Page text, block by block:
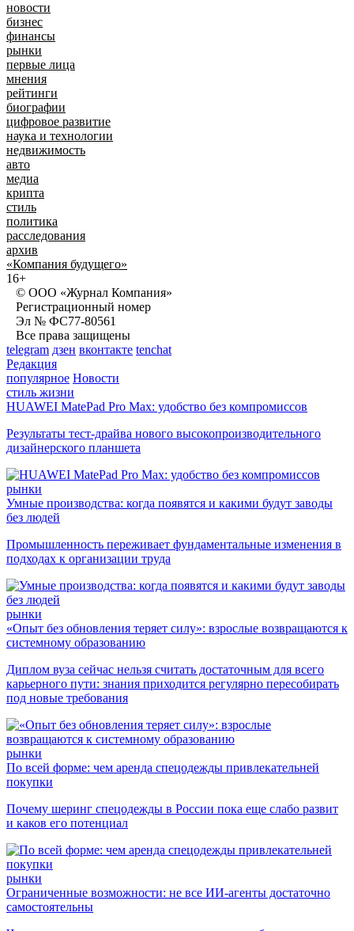
новости
бизнес
финансы
рынки
первые лица
мнения
рейтинги
биографии
цифровое развитие
наука и технологии
недвижимость
авто
медиа
крипта
стиль
политика
расследования
архив
«Компания будущего»
16+
© ООО «Журнал Компания»
Регистрационный номер
Эл № ФС77-80561
Все права защищены
telegram дзен вконтакте tenchat
Редакция
популярное Новости
стиль жизни
HUAWEI MatePad Pro Max: удобство без компромиссов
Результаты тест-драйва нового высокопроизводительного
дизайнерского планшета
рынки
Умные производства: когда появятся и какими будут заводы
без людей
Промышленность переживает фундаментальные изменения в
подходах к организации труда
рынки
«Опыт без обновления теряет силу»: взрослые возвращаются к
системному образованию
Диплом вуза сейчас нельзя считать достаточным для всего
карьерного пути: знания приходится регулярно пересобирать
под новые требования
рынки
По всей форме: чем аренда спецодежды привлекательней
покупки
Почему шеринг спецодежды в России пока еще слабо развит
и каков его потенциал
рынки
Ограниченные возможности: не все ИИ-агенты достаточно
самостоятельны